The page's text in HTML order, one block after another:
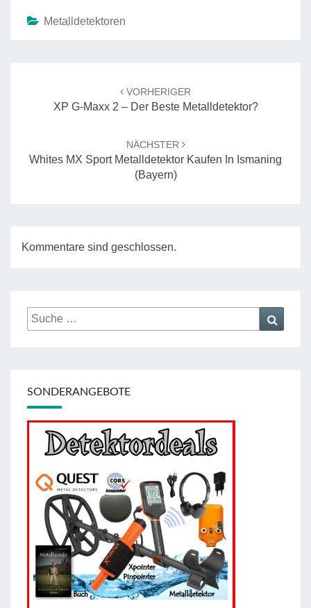
Metalldetektoren
VORHERIGER
XP G-Maxx 2 – Der Beste Metalldetektor?
NÄCHSTER
Whites MX Sport Metalldetektor Kaufen In Ismaning
(Bayern)
Kommentare sind geschlossen.
Suche
nach:
SONDERANGEBOTE